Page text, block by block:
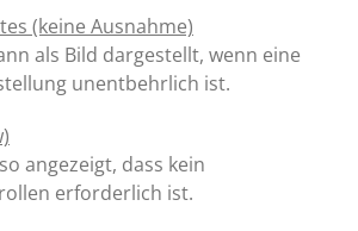
(keine Ausnahme)
als Bild dargestellt, wenn eine
unentbehrlich ist.
angezeigt, dass kein
erforderlich ist.